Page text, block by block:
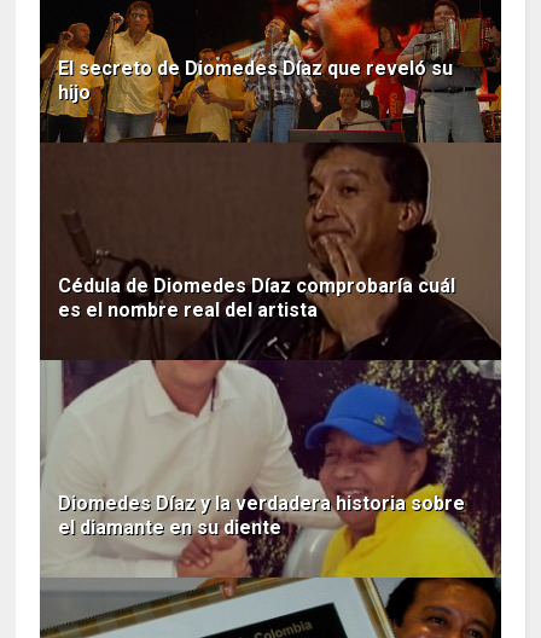
El secreto de Diomedes Díaz que reveló su
hijo
Cédula de Diomedes Díaz comprobaría cuál
es el nombre real del artista
Diomedes Díaz y la verdadera historia sobre
el diamante en su diente